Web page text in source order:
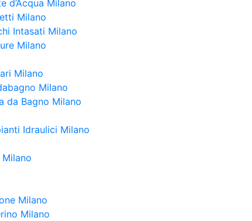
d’Acqua Milano
Milano
Intasati Milano
Milano
Milano
Milano
da Bagno Milano
Idraulici Milano
Milano
Milano